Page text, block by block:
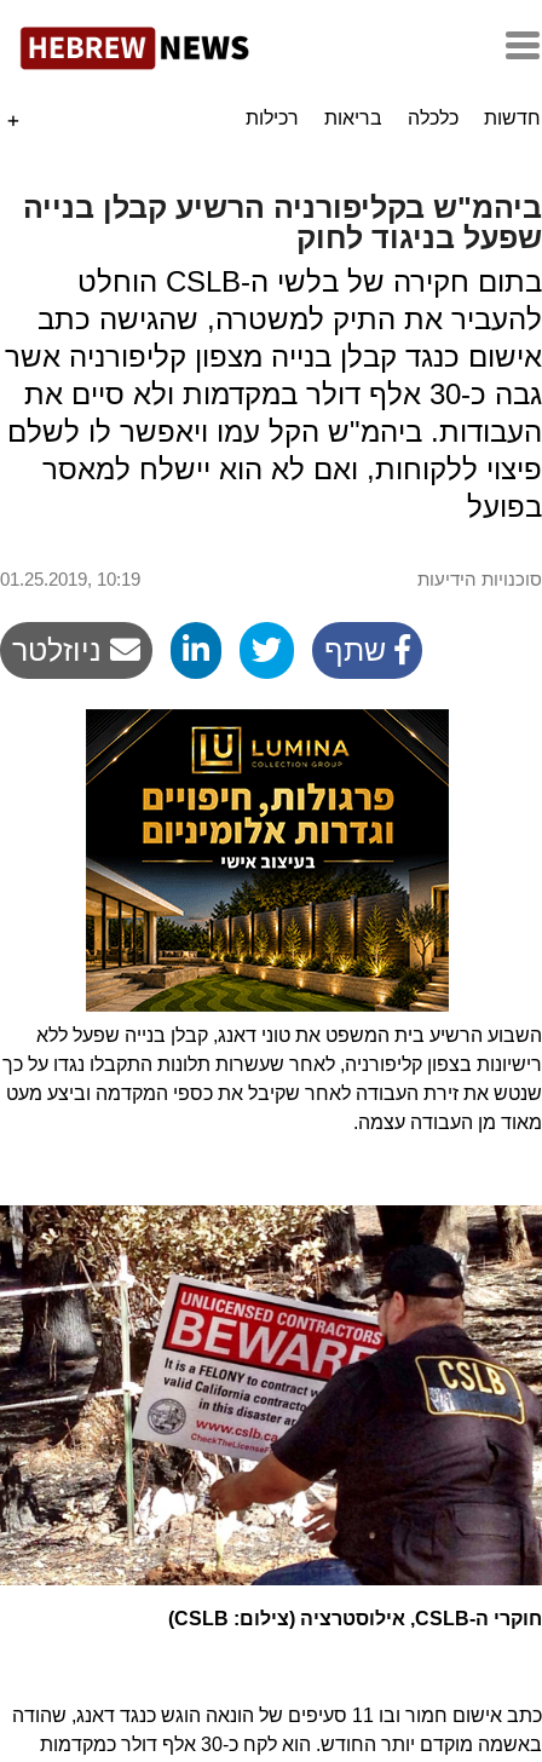
+ חדשות כלכלה בריאות רכילות
ביהמ"ש בקליפורניה הרשיע קבלן בנייה
שפעל בניגוד לחוק
בתום חקירה של בלשי ה-CSLB הוחלט
להעביר את התיק למשטרה, שהגישה כתב
אישום כנגד קבלן בנייה מצפון קליפורניה אשר
גבה כ-30 אלף דולר במקדמות ולא סיים את
העבודות. ביהמ"ש הקל עמו ויאפשר לו לשלם
פיצוי ללקוחות, ואם לא הוא יישלח למאסר
בפועל
01.25.2019, 10:19 סוכנויות הידיעות
השבוע הרשיע בית המשפט את טוני דאנג, קבלן בנייה שפעל ללא
רישיונות בצפון קליפורניה, לאחר שעשרות תלונות התקבלו נגדו על כך
שנטש את זירת העבודה לאחר שקיבל את כספי המקדמה וביצע מעט
מאוד מן העבודה עצמה.
חוקרי ה-CSLB, אילוסטרציה (צילום: CSLB)
כתב אישום חמור ובו 11 סעיפים של הונאה הוגש כנגד דאנג, שהודה
באשמה מוקדם יותר החודש. הוא לקח כ-30 אלף דולר כמקדמות